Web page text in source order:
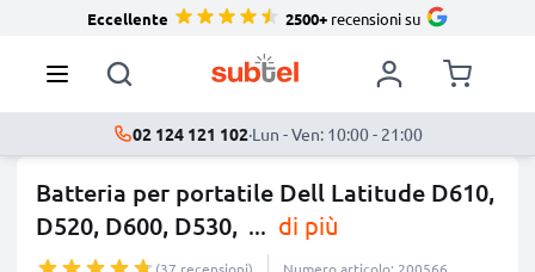
Eccellente 2500+recensioni su
02 124 121 102·Lun - Ven: 10:00 - 21:00
Batteria per portatile Dell Latitude D610,
D520, D600, D530, ... di più